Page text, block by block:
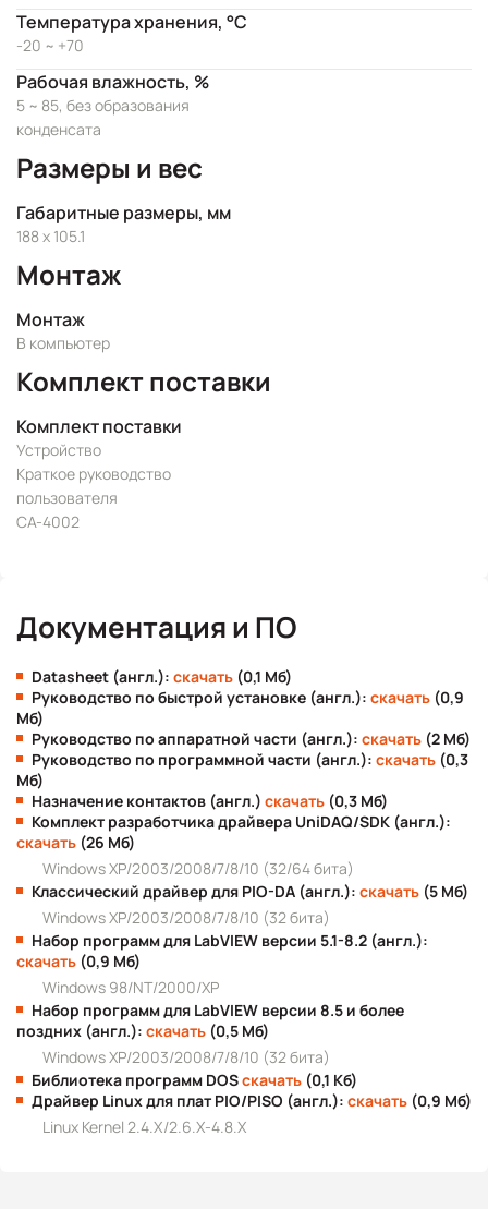
Температура хранения, °C
-20 ~ +70
Рабочая влажность, %
5 ~ 85, без образования
конденсата
Размеры и вес
Габаритные размеры, мм
188 x 105.1
Монтаж
Монтаж
В компьютер
Комплект поставки
Комплект поставки
Устройство
Краткое руководство
пользователя
CA-4002
Документация и ПО
Datasheet (англ.): скачать (0,1 Мб)
Руководство по быстрой установке (англ.): скачать (0,9
Мб)
Руководство по аппаратной части (англ.): скачать (2 Мб)
Руководство по программной части (англ.): скачать (0,3
Мб)
Назначение контактов (англ.) скачать (0,3 Мб)
Комплект разработчика драйвера UniDAQ/SDK (англ.):
скачать (26 Мб)
Windows XP/2003/2008/7/8/10 (32/64 бита)
Классический драйвер для PIO-DA (англ.): скачать (5 Мб)
Windows XP/2003/2008/7/8/10 (32 бита)
Набор программ для LabVIEW версии 5.1-8.2 (англ.):
скачать (0,9 Мб)
Windows 98/NT/2000/XP
Набор программ для LabVIEW версии 8.5 и более
поздних (англ.): скачать (0,5 Мб)
Windows XP/2003/2008/7/8/10 (32 бита)
Библиотека программ DOSскачать (0,1 Кб)
Драйвер Linux для плат PIO/PISO (англ.): скачать (0,9 Мб)
Linux Kernel 2.4.X/2.6.X-4.8.X